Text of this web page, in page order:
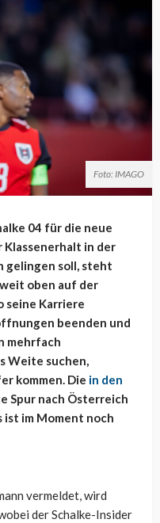
Foto: IMAGO
04 für die neue
Klassenerhalt in der
gelingen soll, steht
oben auf der
seine Karriere
beenden und
mehrfach
Weite suchen,
kommen. Die in den
Spur nach Österreich
ist im Moment noch
vermeldet, wird
der Schalke-Insider